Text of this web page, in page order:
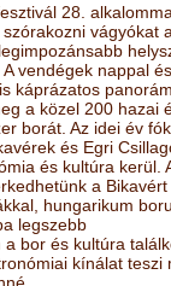
28.
vágyókat a
vendégek nappal és
káprázatos
a közel 200 hazai
borát. Az idei év
és Egri
és kultúra kerül.
a Bikavért
hungarikum
legszebb
a bor és kultúra
kínálat teszi